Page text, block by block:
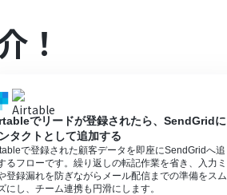
！
でリードが登録されたら、SendGridに
タクトとして追加する
で登録された顧客データを即座にSendGridへ追
るフローです。繰り返しの転記作業を省き、入力ミ
登録漏れを防ぎながらメール配信までの準備をスム
にし、チーム連携も円滑にします。